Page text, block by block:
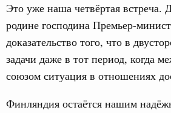
Это уже наша четвёртая встреча.
родине господина Премьер-
доказательство того, что в
задачи даже в тот период, когда
союзом ситуация в отношениях
Финляндия остаётся нашим